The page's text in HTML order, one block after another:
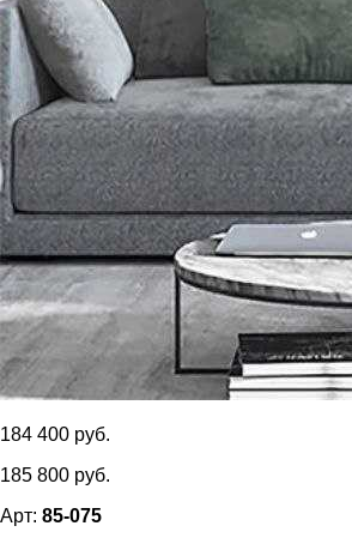
184 400 руб.
185 800 руб.
Арт: 85-075